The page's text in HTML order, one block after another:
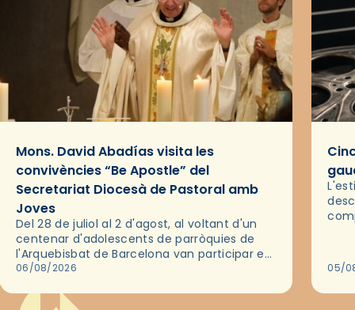
Mons. David Abadías visita les
convivències “Be Apostle” del
Secretariat Diocesà de Pastoral amb
Joves
Del 28 de juliol al 2 d'agost, al voltant d'un
centenar d'adolescents de parròquies de
l'Arquebisbat de Barcelona van participar en
les convivències Be Apostle, organitzades
06/08/2026 05/